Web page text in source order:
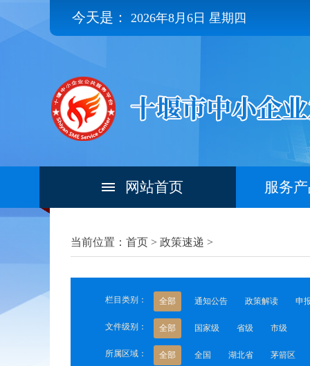
今天是： 2026年8月6日 星期四
网站首页 服务
当前位置：首页 > 政策速递 >
栏目类别： 全部 通知公告 政策解读 申
文件级别： 全部 国家级 省级 市级
所属区域： 全部 全国 湖北省 茅箭区